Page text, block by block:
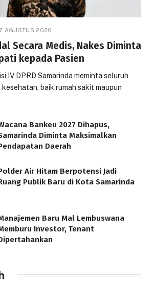
AGUSTUS 2026
Secara Medis, Nakes Diminta
kepada Pasien
IV DPRD Samarinda meminta seluruh
baik rumah sakit maupun
Bankeu 2027 Dihapus,
Diminta Maksimalkan
Daerah
Air Hitam Berpotensi Jadi
Publik Baru di Kota Samarinda
Baru Mal Lembuswana
Investor, Tenant